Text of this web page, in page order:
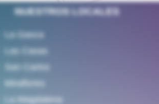
NUESTROS LOCALES
La Gasca
Las Casas
San Carlos
Miraflores
La Magdalena